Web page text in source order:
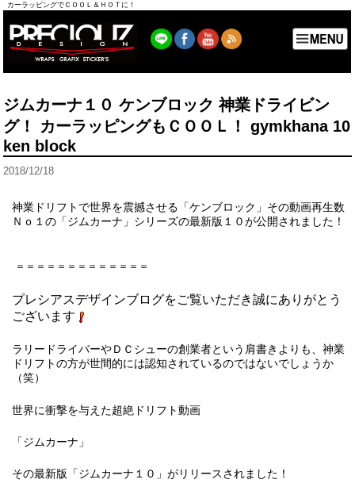
カーラッピングでＣＯＯＬ＆ＨＯＴに！
ジムカーナ１０ ケンブロック 神業ドライビン
グ！ カーラッピングもＣＯＯＬ！ gymkhana 10
ken block
2018/12/18
神業ドリフトで世界を震撼させる「ケンブロック」その動画再生数
Ｎｏ１の「ジムカーナ」シリーズの最新版１０が公開されました！
＝＝＝＝＝＝＝＝＝＝＝＝＝
プレシアスデザインブログをご覧いただき誠にありがとう
ございます
ラリードライバーやＤＣシューの創業者という肩書きよりも、神業
ドリフトの方が世間的には認知されているのではないでしょうか
（笑）
世界に衝撃を与えた超絶ドリフト動画
「ジムカーナ」
その最新版「ジムカーナ１０」がリリースされました！